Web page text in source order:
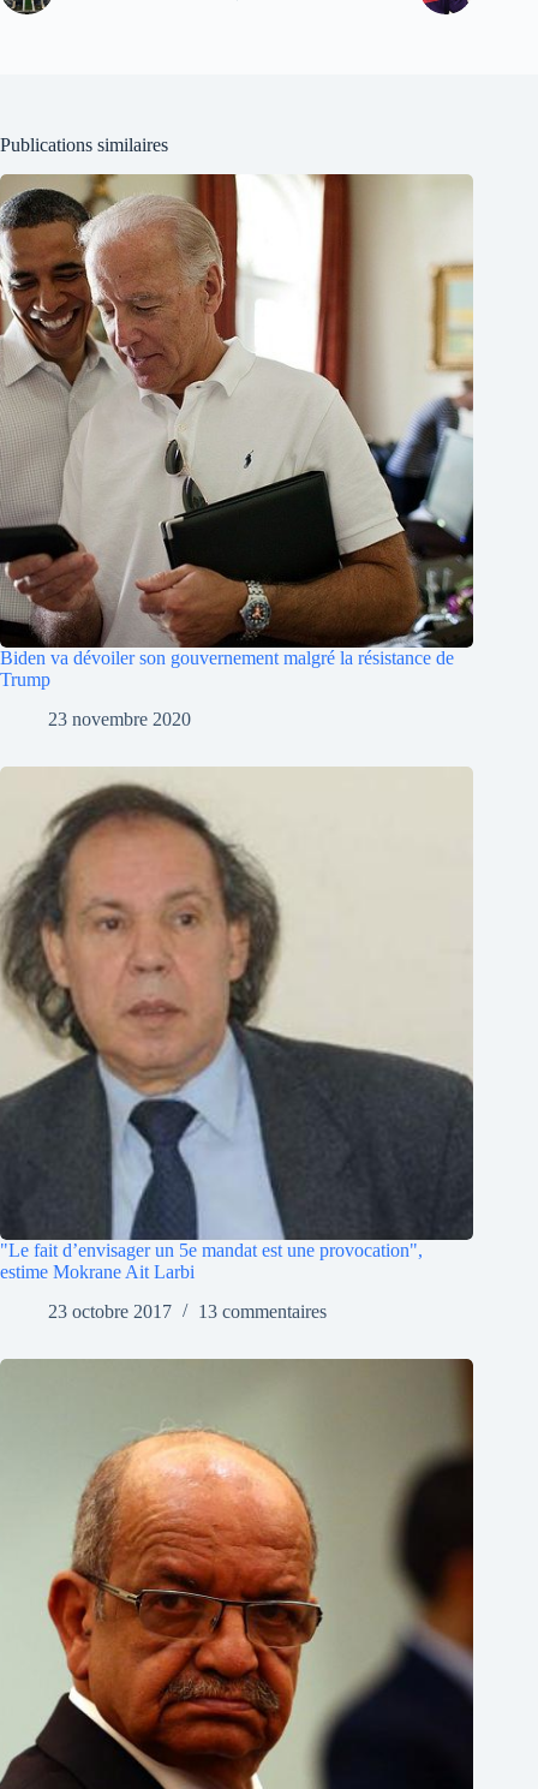
Publications similaires
Biden va dévoiler son gouvernement malgré la résistance de
Trump
23 novembre 2020
"Le fait d’envisager un 5e mandat est une provocation",
estime Mokrane Ait Larbi
23 octobre 2017
13 commentaires